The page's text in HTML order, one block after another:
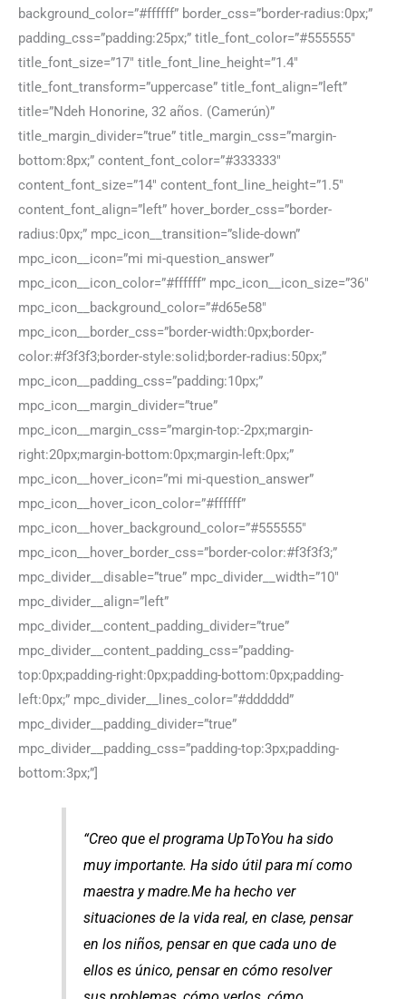
background_color=”#ffffff” border_css=”border-radius:0px;”
padding_css=”padding:25px;” title_font_color=”#555555″
title_font_size=”17″ title_font_line_height=”1.4″
title_font_transform=”uppercase” title_font_align=”left”
title=”Ndeh Honorine, 32 años. (Camerún)”
title_margin_divider=”true” title_margin_css=”margin-
bottom:8px;” content_font_color=”#333333″
content_font_size=”14″ content_font_line_height=”1.5″
content_font_align=”left” hover_border_css=”border-
radius:0px;” mpc_icon__transition=”slide-down”
mpc_icon__icon=”mi mi-question_answer”
mpc_icon__icon_color=”#ffffff” mpc_icon__icon_size=”36″
mpc_icon__background_color=”#d65e58″
mpc_icon__border_css=”border-width:0px;border-
color:#f3f3f3;border-style:solid;border-radius:50px;”
mpc_icon__padding_css=”padding:10px;”
mpc_icon__margin_divider=”true”
mpc_icon__margin_css=”margin-top:-2px;margin-
right:20px;margin-bottom:0px;margin-left:0px;”
mpc_icon__hover_icon=”mi mi-question_answer”
mpc_icon__hover_icon_color=”#ffffff”
mpc_icon__hover_background_color=”#555555″
mpc_icon__hover_border_css=”border-color:#f3f3f3;”
mpc_divider__disable=”true” mpc_divider__width=”10″
mpc_divider__align=”left”
mpc_divider__content_padding_divider=”true”
mpc_divider__content_padding_css=”padding-
top:0px;padding-right:0px;padding-bottom:0px;padding-
left:0px;” mpc_divider__lines_color=”#dddddd”
mpc_divider__padding_divider=”true”
mpc_divider__padding_css=”padding-top:3px;padding-
bottom:3px;”]
“Creo que el programa UpToYou ha sido
muy importante. Ha sido útil para mí como
maestra y madre.Me ha hecho ver
situaciones de la vida real, en clase, pensar
en los niños, pensar en que cada uno de
ellos es único, pensar en cómo resolver